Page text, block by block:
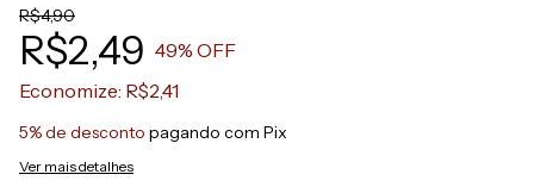
R$4,90
R$2,49 49% OFF
Economize: R$2,41
5% de desconto pagando com Pix
Ver mais detalhes